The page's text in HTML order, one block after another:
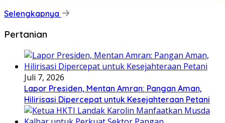
Selengkapnya
Pertanian
Juli 7, 2026
Lapor Presiden, Mentan Amran: Pangan Aman,
Hilirisasi Dipercepat untuk Kesejahteraan Petani